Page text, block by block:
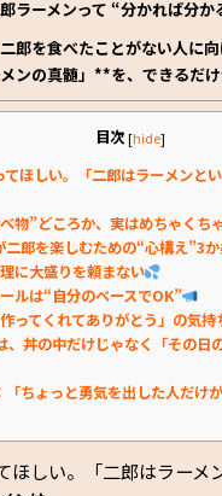
ラーメンって “分かれば分か
郎を食べたことがない人に向
ンの真髄」**を、できるだ
目次[hide]
ほしい。「二郎はラーメンと
物”どころか、実はめちゃくち
二郎を楽しむための“心構え”3
に大盛りを頼まない
ルは“自分のペースでOK”
ってくれてありがとう」の気持
丼の中だけじゃなく「その日
「ちょっと勇気を出した人だけ
ほしい。「二郎はラーメ